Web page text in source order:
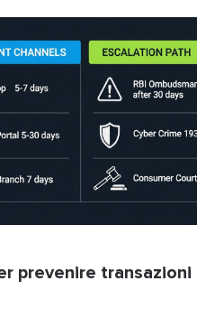
prevenire transazioni